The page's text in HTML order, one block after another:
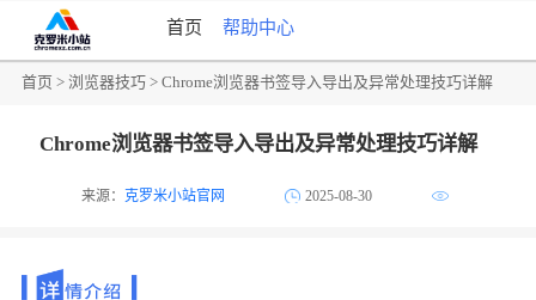
首页 帮助中心
首页 >浏览器技巧 > Chrome浏览器书签导入导出及异常处理技巧详解
Chrome浏览器书签导入导出及异常处理技巧详解
来源：克罗米小站官网 2025-08-30